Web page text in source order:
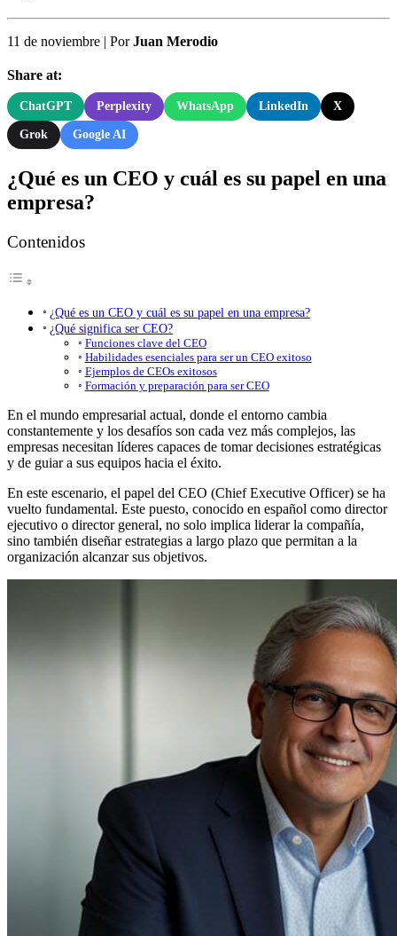
11 de noviembre | PorJuan Merodio
Share at:
ChatGPT Perplexity WhatsApp LinkedIn X
Grok Google AI
¿Qué es un CEO y cuál es su papel en una
empresa?
Contenidos
¿Qué es un CEO y cuál es su papel en una empresa?
¿Qué significa ser CEO?
Funciones clave del CEO
Habilidades esenciales para ser un CEO exitoso
Ejemplos de CEOs exitosos
Formación y preparación para ser CEO
En el mundo empresarial actual, donde el entorno cambia
constantemente y los desafíos son cada vez más complejos, las
empresas necesitan líderes capaces de tomar decisiones estratégicas
y de guiar a sus equipos hacia el éxito.
En este escenario, el papel del CEO (Chief Executive Officer) se ha
vuelto fundamental. Este puesto, conocido en español como director
ejecutivo o director general, no solo implica liderar la compañía,
sino también diseñar estrategias a largo plazo que permitan a la
organización alcanzar sus objetivos.